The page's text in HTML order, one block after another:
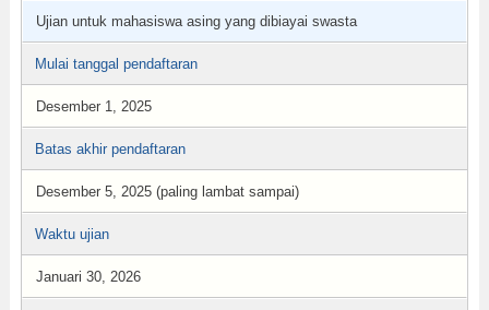
Ujian untuk mahasiswa asing yang dibiayai swasta
Mulai tanggal pendaftaran
Desember 1, 2025
Batas akhir pendaftaran
Desember 5, 2025 (paling lambat sampai)
Waktu ujian
Januari 30, 2026